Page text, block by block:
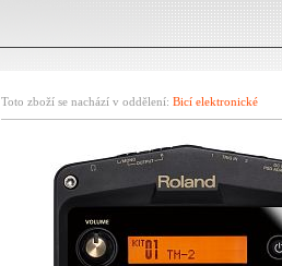
Toto zboží se nachází v oddělení: Bicí elektronické